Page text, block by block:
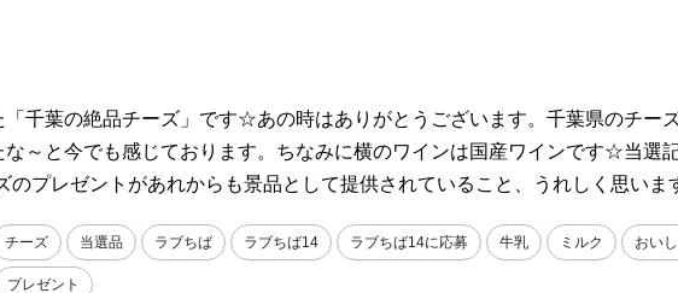
千葉の絶品チーズ」です☆あの時はありがとうございます。千葉県のチー
な～と今でも感じております。ちなみに横のワインは国産ワインです☆当選
プレゼントがあれからも景品として提供されていること、うれしく思いま
チーズ 当選品 ラブちば ラブちば14 ラブちば14に応募 牛乳 ミルク おい
プレゼント